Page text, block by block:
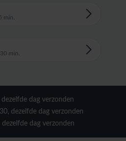
min.
min.
dezelfde dag verzonden
, dezelfde dag verzonden
dezelfde dag verzonden